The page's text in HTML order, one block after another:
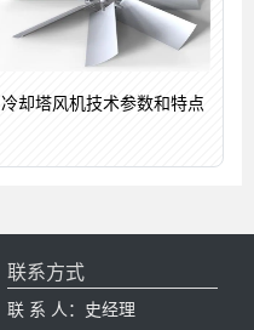
冷却塔风机技术参数和特点
联系方式
联 系 人：史经理